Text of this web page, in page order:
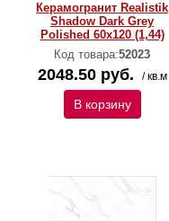
Керамогранит Realistik
Shadow Dark Grey
Polished 60x120 (1,44)
Код товара:52023
2048.50 руб. / кв.м
В корзину